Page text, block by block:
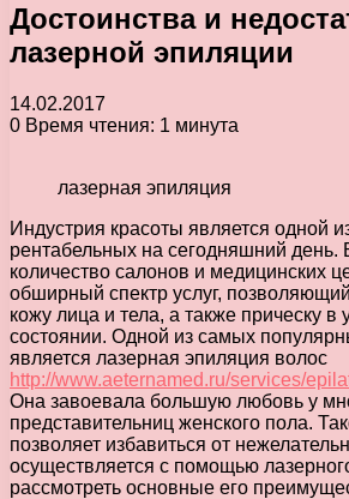
Достоинства и
лазерной эпиляции
14.02.2017
0 Время чтения: 1 минута
лазерная эпиляция
Индустрия красоты является одной
рентабельных на сегодняшний день.
количество салонов и медицинских
обширный спектр услуг,
кожу лица и тела, а также прическу в
состоянии. Одной из самых
является лазерная эпиляция волос
http://www.aeternamed.ru/services/
Она завоевала большую любовь у
представительниц женского пола.
позволяет избавиться от
осуществляется с помощью
рассмотреть основные его